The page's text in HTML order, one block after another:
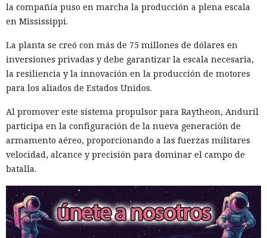
la compañía puso en marcha la producción a plena escala
en Mississippi.
La planta se creó con más de 75 millones de dólares en
inversiones privadas y debe garantizar la escala necesaria,
la resiliencia y la innovación en la producción de motores
para los aliados de Estados Unidos.
Al promover este sistema propulsor para Raytheon, Anduril
participa en la configuración de la nueva generación de
armamento aéreo, proporcionando a las fuerzas militares
velocidad, alcance y precisión para dominar el campo de
batalla.